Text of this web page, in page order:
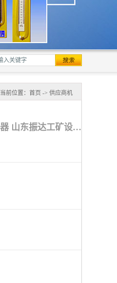
当前位置： 首页 -> 供应商机
矿用声光组合信号器厂家 沧州矿用声光组合信号器 山东振达工矿设备有限公司